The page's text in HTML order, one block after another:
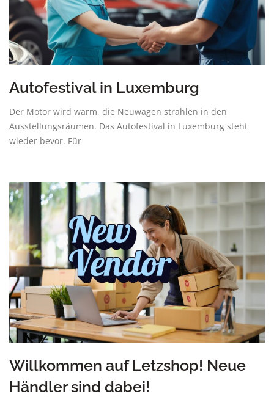
Autofestival in Luxemburg
Der Motor wird warm, die Neuwagen strahlen in den
Ausstellungsräumen. Das Autofestival in Luxemburg steht
wieder bevor. Für
Willkommen auf Letzshop! Neue
Händler sind dabei!